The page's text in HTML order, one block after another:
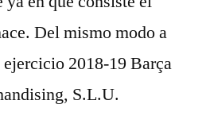
Del mismo modo a
2018-19 Barça
S.L.U.